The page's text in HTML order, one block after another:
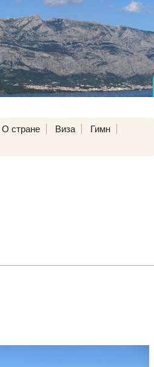
О стране Виза
Гимн